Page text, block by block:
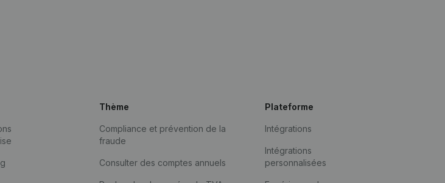
Thème
Compliance et prévention de la
fraude
Consulter des comptes annuels
Plateforme
Intégrations
Intégrations
personnalisées